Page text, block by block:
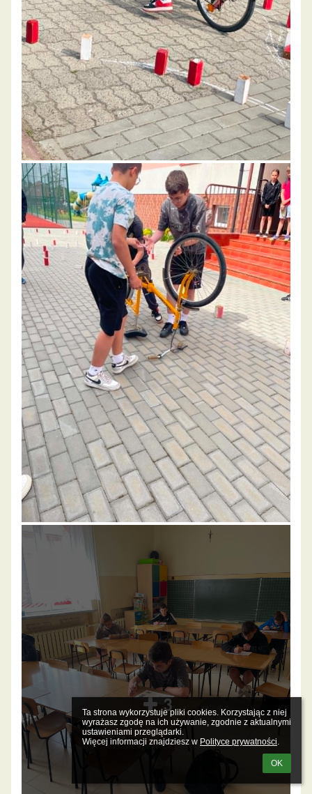
Ta strona wykorzystuje pliki cookies. Korzystając z niej
wyrażasz zgodę na ich używanie, zgodnie z aktualnymi
ustawieniami przeglądarki.
Więcej informacji znajdziesz w Polityce prywatności.
OK
3